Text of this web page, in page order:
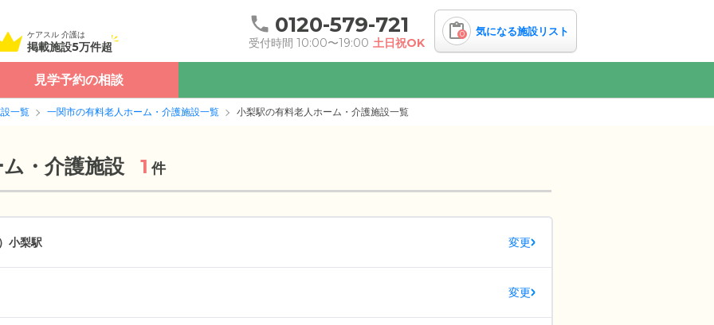
ケアスル 介護は
掲載施設5万件超
0120-579-721
受付時間 10:00〜19:00 土日祝OK
0 気になる施設リスト
見学予約の相談
一覧 一関市の有料老人ホーム・介護施設一覧 小梨駅の有料老人ホーム・介護施設一覧
・介護施設 1 件
小梨駅 変更
変更